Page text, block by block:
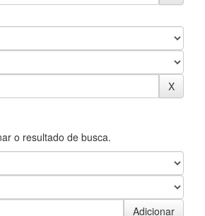
o resultado de busca.